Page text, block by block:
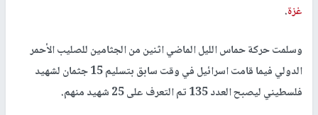
غزة.
وسلمت حركة حماس الليل الماضي اثنين من الجثامين للصليب الأحمر
الدولي فيما قامت اسرائيل في وقت سابق بتسليم 15 جثمان لشهيد
فلسطيني ليصبح العدد 135 تم التعرف على 25 شهيد منهم.